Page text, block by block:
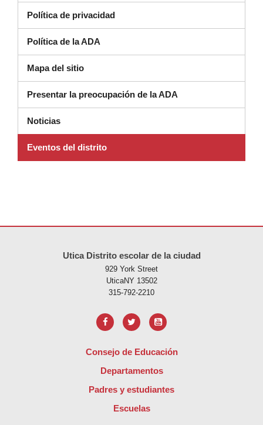
Política de privacidad
Política de la ADA
Mapa del sitio
Presentar la preocupación de la ADA
Noticias
Eventos del distrito
Utica Distrito escolar de la ciudad
929 York Street
UticaNY 13502
315-792-2210
Consejo de Educación
Departamentos
Padres y estudiantes
Escuelas